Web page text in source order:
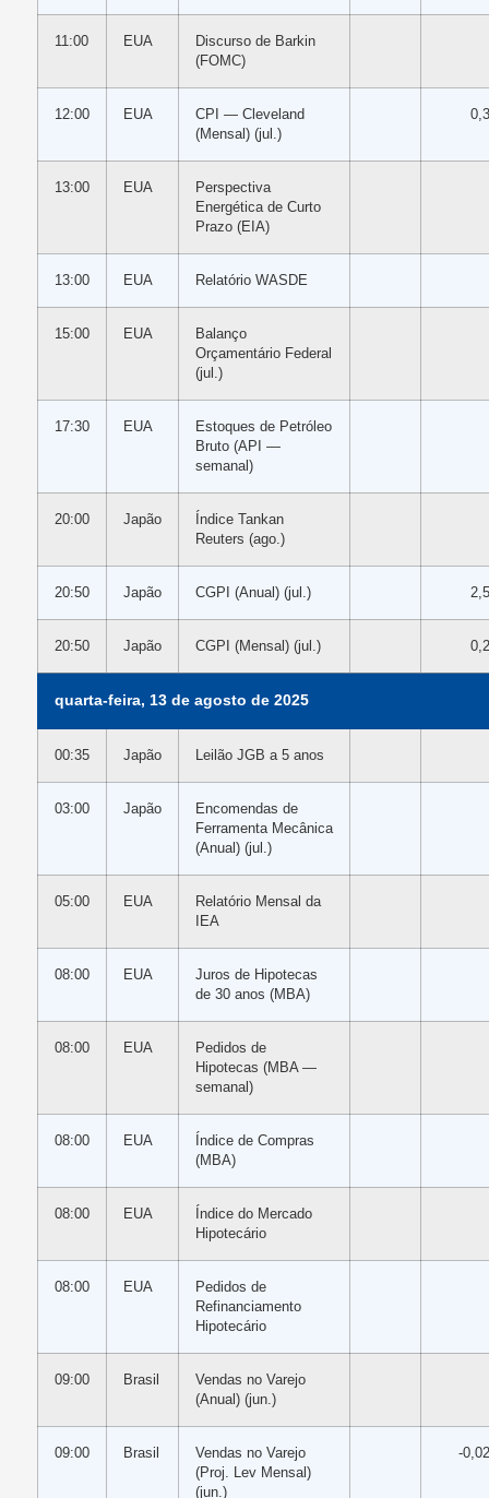
11:00 EUA
Discurso de Barkin
(FOMC)
12:00 EUA
CPI — Cleveland
(Mensal) (jul.)
13:00 EUA
Perspectiva
Energética de Curto
Prazo (EIA)
13:00 EUA Relatório WASDE
15:00 EUA
Balanço
Orçamentário Federal
(jul.)
17:30 EUA
Estoques de Petróleo
Bruto (API —
semanal)
20:00 Japão
Índice Tankan
Reuters (ago.)
20:50 Japão CGPI (Anual) (jul.)
20:50 Japão CGPI (Mensal) (jul.)
quarta-feira, 13 de agosto de 2025
00:35 Japão Leilão JGB a 5 anos
03:00 Japão
Encomendas de
Ferramenta Mecânica
(Anual) (jul.)
05:00 EUA
Relatório Mensal da
IEA
08:00 EUA
Juros de Hipotecas
de 30 anos (MBA)
08:00 EUA
Pedidos de
Hipotecas (MBA —
semanal)
08:00 EUA
Índice de Compras
(MBA)
08:00 EUA
Índice do Mercado
Hipotecário
08:00 EUA
Pedidos de
Refinanciamento
Hipotecário
09:00 Brasil
Vendas no Varejo
(Anual) (jun.)
09:00 Brasil
Vendas no Varejo
(Proj. Lev Mensal)
(jun.)
-